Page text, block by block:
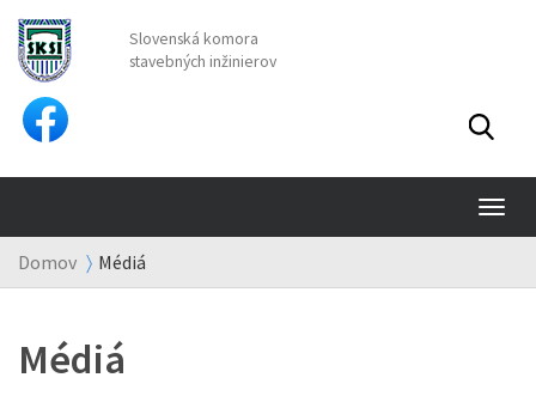
Slovenská komora
stavebných inžinierov
Domov Médiá
Médiá